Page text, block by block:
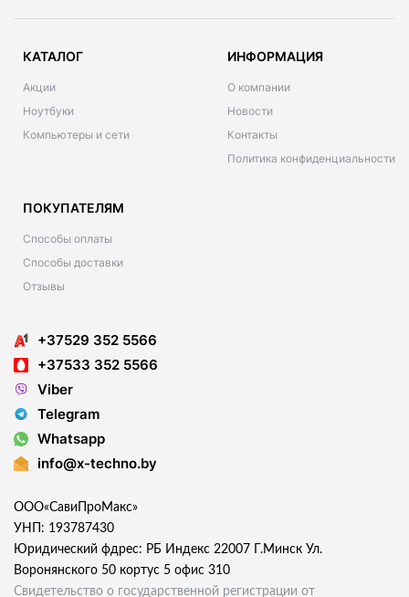
КАТАЛОГ
Акции
Ноутбуки
Компьютеры и сети
ИНФОРМАЦИЯ
О компании
Новости
Контакты
Политика конфиденциальности
ПОКУПАТЕЛЯМ
Способы оплаты
Способы доставки
Отзывы
+37529 352 5566
+37533 352 5566
Viber
Telegram
Whatsapp
info@x-techno.by
ООО«СавиПроМакс»
УНП: 193787430
Юридический фдрес: РБ Индекс 22007 Г.Минск Ул.
Воронянского 50 кортус 5 офис 310
Свидетельство о государственной регистрации от